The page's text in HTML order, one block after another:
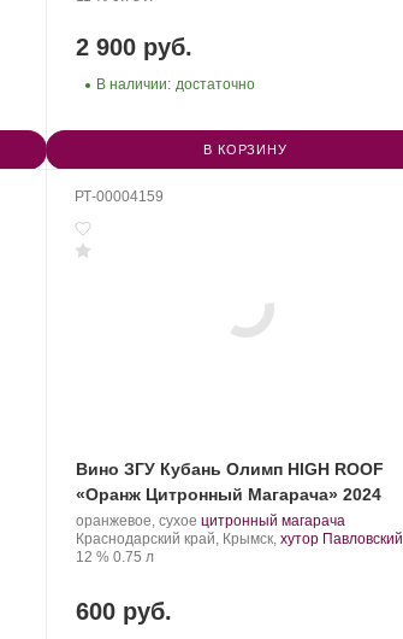
2 900 руб.
В наличии: достаточно
В КОРЗИНУ
РТ-00004159
Вино ЗГУ Кубань Олимп HIGH ROOF
«Оранж Цитронный Магарача» 2024
Производитель:
Olymp
Winery.
оранжевое, сухое .
Сорт
цитронный магарача
Регион:
Краснодарский край, Крымск,хутор Павловский
Крепость
12 %. Объем
0.75 л
600 руб.